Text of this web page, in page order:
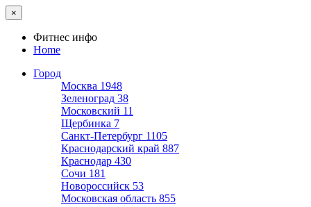
×
Фитнес инфо
Home
Город
Москва 1948
Зеленоград 38
Московский 11
Щербинка 7
Санкт-Петербург 1105
Краснодарский край 887
Краснодар 430
Сочи 181
Новороссийск 53
Московская область 855